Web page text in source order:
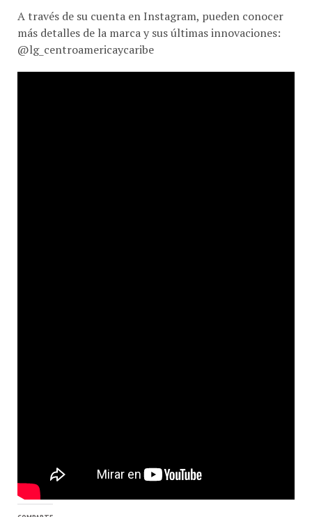
A través de su cuenta en Instagram, pueden conocer
más detalles de la marca y sus últimas innovaciones:
@lg_centroamericaycaribe